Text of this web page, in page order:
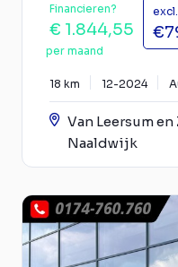
Financieren?
€ 1.844,55
per maand
18 km 12-2024
Van Leersum en
Naaldwijk